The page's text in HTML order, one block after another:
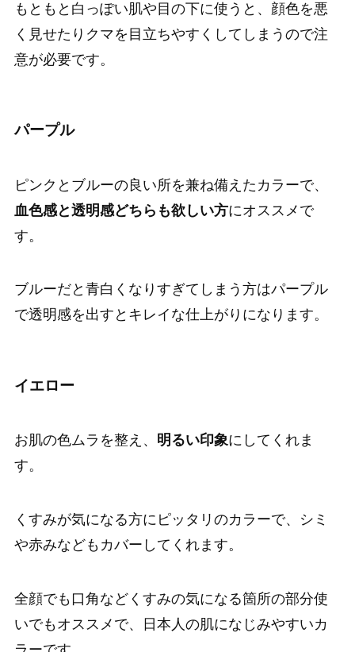
もともと白っぽい肌や目の下に使うと、顔色を悪
く見せたりクマを目立ちやすくしてしまうので注
意が必要です。
パープル
ピンクとブルーの良い所を兼ね備えたカラーで、
血色感と透明感どちらも欲しい方にオススメで
す。
ブルーだと青白くなりすぎてしまう方はパープル
で透明感を出すとキレイな仕上がりになります。
イエロー
お肌の色ムラを整え、 明るい印象にしてくれま
す。
くすみが気になる方にピッタリのカラーで、シミ
や赤みなどもカバーしてくれます。
全顔でも口角などくすみの気になる箇所の部分使
いでもオススメで、日本人の肌になじみやすいカ